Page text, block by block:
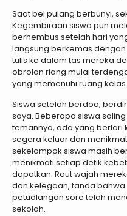
Saat bel pulang berbunyi,
Kegembiraan siswa pun
berhembus setelah hari
langsung berkemas
tulis ke dalam tas mereka
obrolan riang mulai
yang memenuhi ruang kelas.
Siswa setelah berdoa,
saya. Beberapa siswa
temannya, ada yang berlari
segera keluar dan
sekelompok siswa masih
menikmati setiap detik
dapatkan. Raut wajah
dan kelegaan, tanda
petualangan sore telah
sekolah.